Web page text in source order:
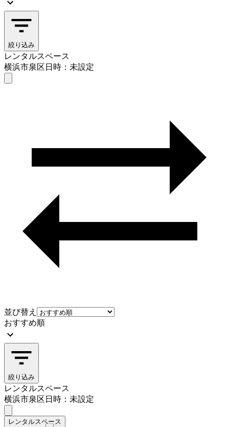
絞り込み
レンタルスペース
横浜市泉区日時：未設定
並び替え
おすすめ順
絞り込み
レンタルスペース
横浜市泉区日時：未設定
レンタルスペース